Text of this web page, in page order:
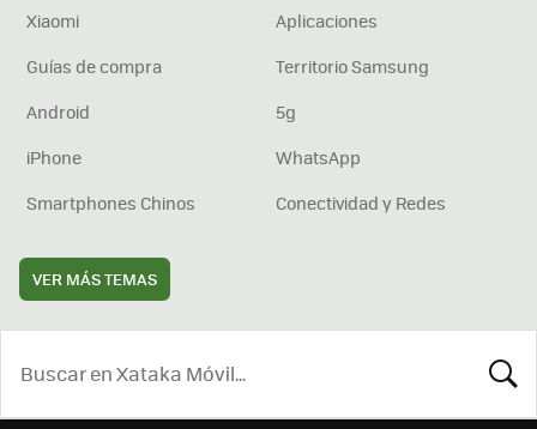
Xiaomi
Aplicaciones
Guías de compra
Territorio Samsung
Android
5g
iPhone
WhatsApp
Smartphones Chinos
Conectividad y Redes
VER MÁS TEMAS